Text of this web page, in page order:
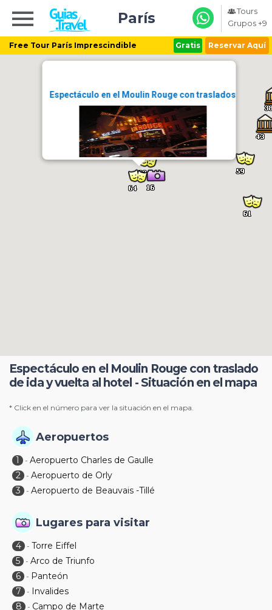
Free Tour París Imprescindible Gratis Reservar Aquí
París
Tours
Grupos +9
Espectáculo en el Moulin Rouge con traslados
Espectáculo en el Moulin Rouge con traslado
de ida y vuelta al hotel - Situación en el mapa
* Click en el número para ver la situación en el mapa.
Aeropuertos
1 - Aeropuerto Charles de Gaulle
2 - Aeropuerto de Orly
3
- Aeropuerto de Beauvais -Tillé
Lugares para visitar
4 - Torre Eiffel
5 - Arco de Triunfo
6 - Panteón
7
- Invalides
8
- Campo de Marte